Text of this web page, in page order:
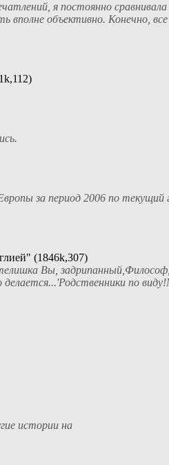
я постоянно
объективно. Конечно,
за период 2006 по текущий
(1846k,307)
Вы,
по
истории на